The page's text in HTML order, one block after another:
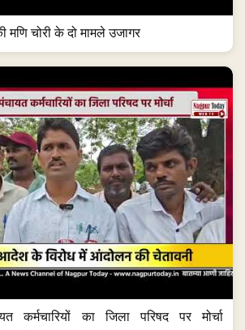
चोरी के दो मामले उजागर
कर्मचारियों का जिला परिषद पर मोर्चा